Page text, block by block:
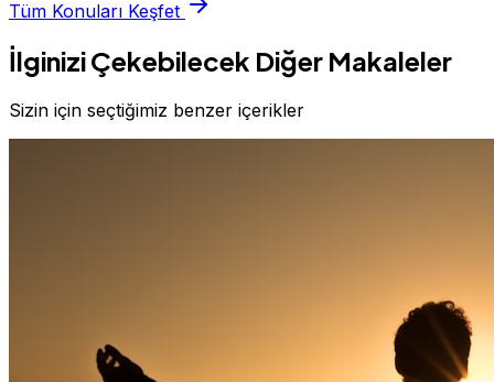
Tüm Konuları Keşfet
İlginizi Çekebilecek Diğer Makaleler
Sizin için seçtiğimiz benzer içerikler